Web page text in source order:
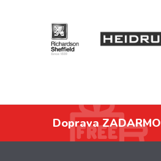
Doprava ZADARMO